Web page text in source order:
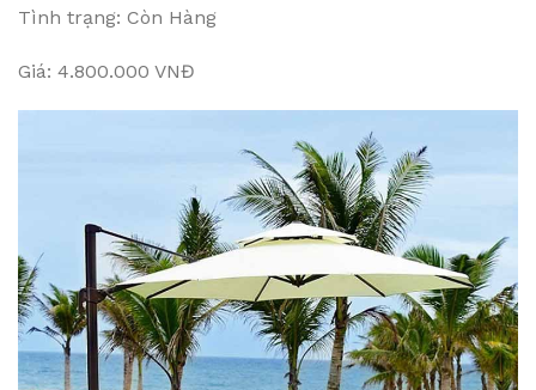
Tình trạng: Còn Hàng
Giá: 4.800.000 VNĐ